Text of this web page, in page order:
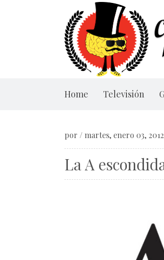
Home Televisión
por / martes, enero 03, 2012
La A